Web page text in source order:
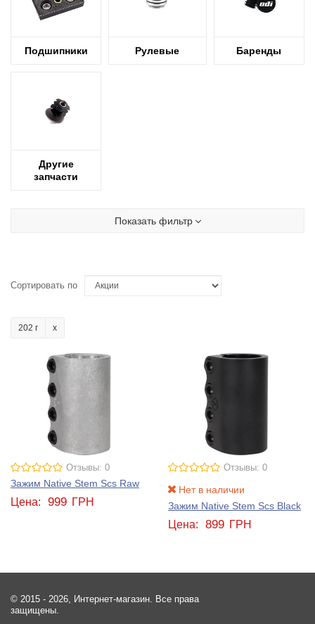
Подшипники Рулевые Баренды
Другие
запчасти
Показать фильтр
Сортировать по
202 г
Отзывы: 0
Зажим Native Stem Scs Raw
Цена: 999 ГРН
Отзывы: 0
Нет в наличии
Зажим Native Stem Scs Black
Цена: 899 ГРН
© 2015 - 2026, Интернет-магазин. Все права
защищены.